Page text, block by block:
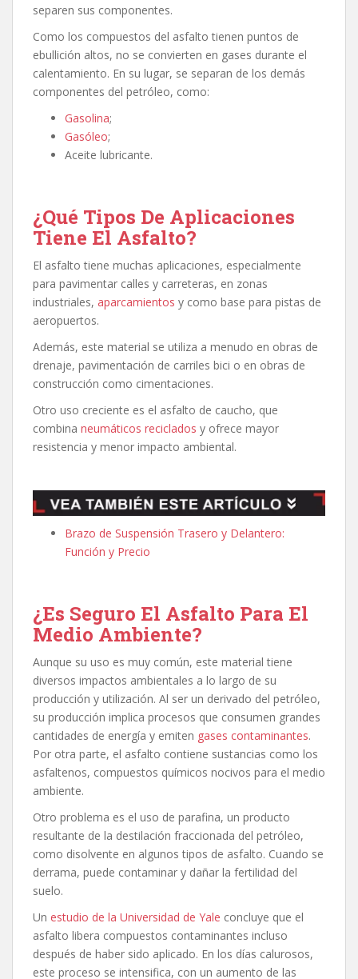
separen sus componentes.
Como los compuestos del asfalto tienen puntos de
ebullición altos, no se convierten en gases durante el
calentamiento. En su lugar, se separan de los demás
componentes del petróleo, como:
Gasolina;
Gasóleo;
Aceite lubricante.
¿Qué Tipos De Aplicaciones
Tiene El Asfalto?
El asfalto tiene muchas aplicaciones, especialmente
para pavimentar calles y carreteras, en zonas
industriales, aparcamientos y como base para pistas de
aeropuertos.
Además, este material se utiliza a menudo en obras de
drenaje, pavimentación de carriles bici o en obras de
construcción como cimentaciones.
Otro uso creciente es el asfalto de caucho, que
combina neumáticos reciclados y ofrece mayor
resistencia y menor impacto ambiental.
Brazo de Suspensión Trasero y Delantero:
Función y Precio
¿Es Seguro El Asfalto Para El
Medio Ambiente?
Aunque su uso es muy común, este material tiene
diversos impactos ambientales a lo largo de su
producción y utilización. Al ser un derivado del petróleo,
su producción implica procesos que consumen grandes
cantidades de energía y emiten gases contaminantes.
Por otra parte, el asfalto contiene sustancias como los
asfaltenos, compuestos químicos nocivos para el medio
ambiente.
Otro problema es el uso de parafina, un producto
resultante de la destilación fraccionada del petróleo,
como disolvente en algunos tipos de asfalto. Cuando se
derrama, puede contaminar y dañar la fertilidad del
suelo.
Un estudio de la Universidad de Yale concluye que el
asfalto libera compuestos contaminantes incluso
después de haber sido aplicado. En los días calurosos,
este proceso se intensifica, con un aumento de las